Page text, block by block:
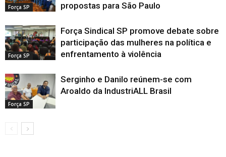
Força SP
propostas para São Paulo
Força SP
Força Sindical SP promove debate sobre
participação das mulheres na política e
enfrentamento à violência
Força SP
Serginho e Danilo reúnem-se com
Aroaldo da IndustriALL Brasil